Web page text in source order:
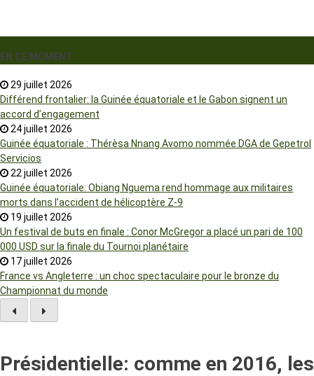
EN CE MOMENT
29 juillet 2026
Différend frontalier: la Guinée équatoriale et le Gabon signent un
accord d’engagement
24 juillet 2026
Guinée équatoriale : Thérèsa Nnang Avomo nommée DGA de Gepetrol
Servicios
22 juillet 2026
Guinée équatoriale: Obiang Nguema rend hommage aux militaires
morts dans l’accident de hélicoptère Z-9
19 juillet 2026
Un festival de buts en finale : Conor McGregor a placé un pari de 100
000 USD sur la finale du Tournoi planétaire
17 juillet 2026
France vs Angleterre : un choc spectaculaire pour le bronze du
Championnat du monde
Présidentielle: comme en 2016, les